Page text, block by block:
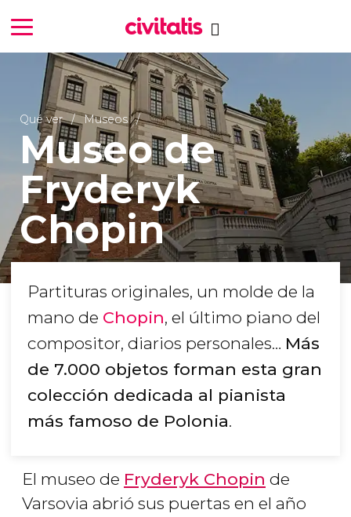
Qué ver Museos
Museo de
Fryderyk
Chopin
Partituras originales, un molde de la
mano de Chopin, el último piano del
compositor, diarios personales… Más
de 7.000 objetos forman esta gran
colección dedicada al pianista
más famoso de Polonia.
El museo de Fryderyk Chopin de
Varsovia abrió sus puertas en el año